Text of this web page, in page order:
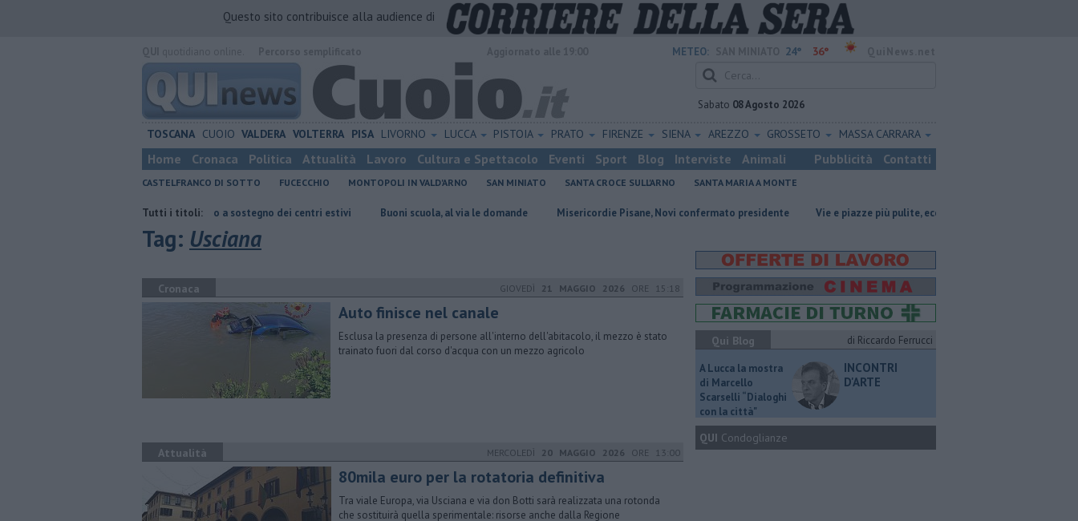
Questo sito contribuisce alla audience di
METEO: 24° 36°
Sabato 08 Agosto 2026
TOSCANA CUOIO VALDERA VOLTERRA PISA LIVORNO LUCCA PISTOIA PRATO FIRENZE SIENA AREZZO GROSSETO MASSA CARRARA
Home Cronaca Politica Attualità Lavoro Cultura e Spettacolo Eventi Sport Blog Interviste Animali Pubblicità Contatti
CASTELFRANCO DI SOTTO FUCECCHIO MONTOPOLI IN VALD'ARNO SAN MINIATO SANTA CROCE SULL'ARNO SANTA MARIA A MONTE
Tutti i titoli:
Oltre 7mila euro a sostegno dei centri estivi Buoni scuola, al via le domande Misericordie Pisane, Novi confermato presidente Vie e piazze più pulite, ecco il piano sperimentale
Tag: Usciana
Cronaca GIOVEDÌ 21 MAGGIO 2026 ORE 15:18
Auto finisce nel canale
Esclusa la presenza di persone all'interno dell'abitacolo, il mezzo è stato
trainato fuori dal corso d'acqua con un mezzo agricolo
Attualità MERCOLEDÌ 20 MAGGIO 2026 ORE 13:00
80mila euro per la rotatoria definitiva
Tra viale Europa, via Usciana e via don Botti sarà realizzata una rotonda
che sostituirà quella sperimentale: risorse anche dalla Regione
Qui Blog di Riccardo Ferrucci
A Lucca la mostra
di Marcello
Scarselli “Dialoghi
con la città"
INCONTRI
D'ARTE
QUI Condoglianze